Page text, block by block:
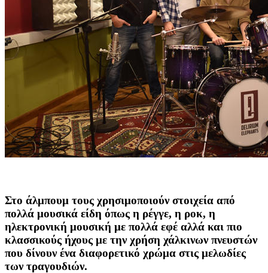
Στο άλμπουμ τους χρησιμοποιούν στοιχεία από
πολλά μουσικά είδη όπως η ρέγγε, η ροκ, η
ηλεκτρονική μουσική με πολλά εφέ αλλά και πιο
κλασσικούς ήχους με την χρήση χάλκινων πνευστών
που δίνουν ένα διαφορετικό χρώμα στις μελωδίες
των τραγουδιών.